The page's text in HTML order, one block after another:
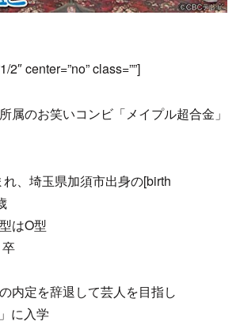
2″ center=”no” class=””]
属のお笑いコンビ「メイプル超合金」
、埼玉県加須市出身の[birth
はO型
内定を辞退して芸人を目指し
に入学